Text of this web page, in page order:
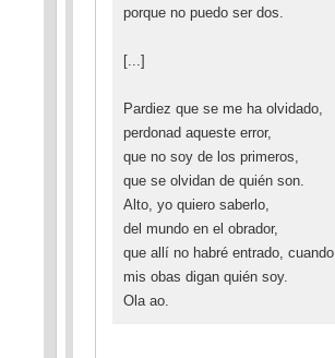
porque no puedo ser dos.
[...]
Pardiez que se me ha olvidado,
perdonad aqueste error,
que no soy de los primeros,
que se olvidan de quién son.
Alto, yo quiero saberlo,
del mundo en el obrador,
que allí no habré entrado, cuando
mis obas digan quién soy.
Ola ao.